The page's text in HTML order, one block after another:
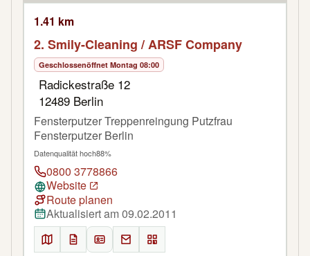
1.41 km
2. Smily-Cleaning / ARSF Company
Geschlossenöffnet Montag 08:00
Radickestraße 12
12489 Berlin
Fensterputzer Treppenreingung Putzfrau
Fensterputzer Berlin
Datenqualität hoch88%
0800 3778866
Website
Route planen
Aktualisiert am 09.02.2011